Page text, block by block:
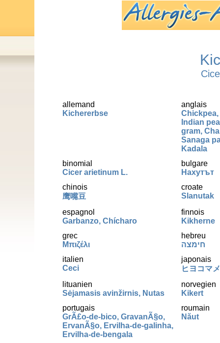
allemand
Kichererbse
anglais
Indian
gram,
Sanaga
Kadala
binomial
Cicer arietinum L.
bulgare
Нахутът
chinois
鹰嘴豆
croate
Slanutak
espagnol
Garbanzo, Chícharo
finnois
Kikherne
grec
Μπιζέλι
hebreu
חימצה
italien
Ceci
japonais
ヒヨコマメ
lituanien
Sėjamasis avinžirnis, Nutas
norvegien
Kikert
portugais
GrÃ£o-de-bico, GravanÃ§o,
ErvanÃ§o, Ervilha-de-galinha,
Ervilha-de-bengala
roumain
Năut